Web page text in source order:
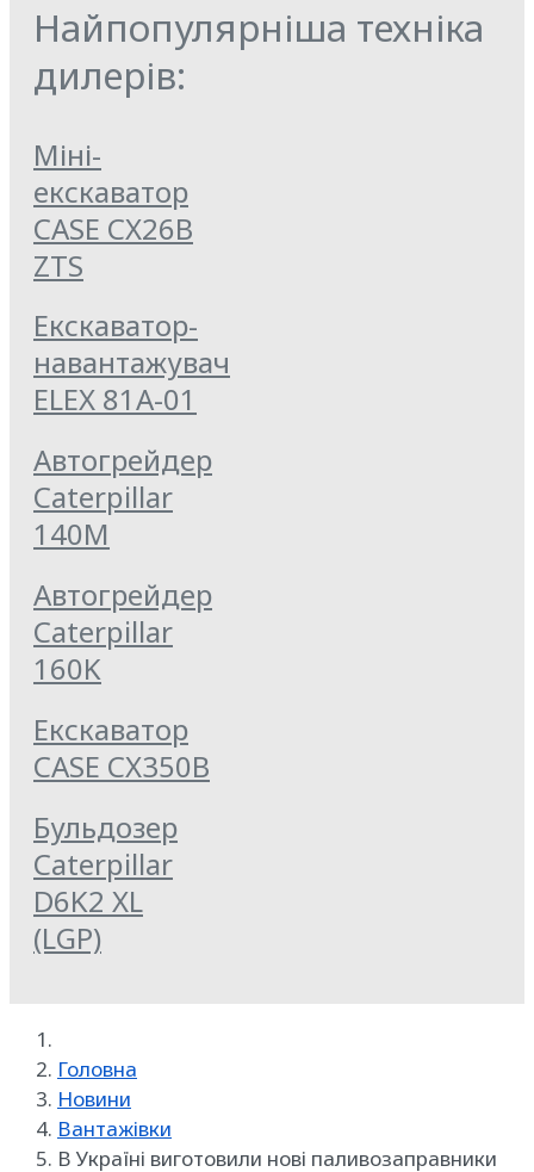
Найпопулярніша техніка
дилерів:
Міні-
екскаватор
CASE CX26B
ZTS
Екскаватор-
навантажувач
ELEX 81А-01
Автогрейдер
Caterpillar
140M
Автогрейдер
Caterpillar
160K
Екскаватор
CASE CX350B
Бульдозер
Caterpillar
D6K2 XL
(LGP)
Головна
Новини
Вантажівки
В Україні виготовили нові паливозаправники